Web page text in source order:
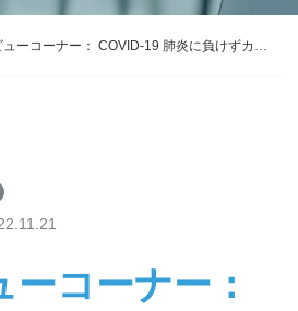
ューコーナー： COVID-19 肺炎に負けずカオ
コーナー：